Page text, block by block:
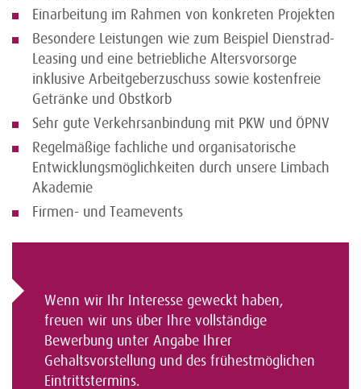
Einarbeitung im Rahmen von konkreten Projekten
Besondere Leistungen wie zum Beispiel Dienstrad-
Leasing und eine betriebliche Altersvorsorge
inklusive Arbeitgeberzuschuss sowie kostenfreie
Getränke und Obstkorb
Sehr gute Verkehrsanbindung mit PKW und ÖPNV
Regelmäßige fachliche und organisatorische
Entwicklungsmöglichkeiten durch unsere Limbach
Akademie
Firmen- und Teamevents
Wenn wir Ihr Interesse geweckt haben,
freuen wir uns über Ihre vollständige
Bewerbung unter Angabe Ihrer
Gehaltsvorstellung und des frühestmöglichen
Eintrittstermins.